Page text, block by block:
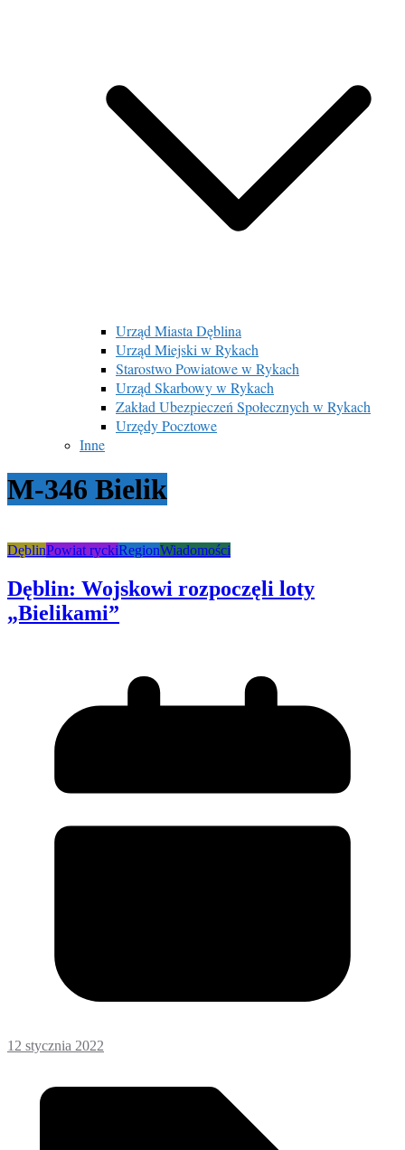
Urząd Miasta Dęblina
Urząd Miejski w Rykach
Starostwo Powiatowe w Rykach
Urząd Skarbowy w Rykach
Zakład Ubezpieczeń Społecznych w Rykach
Urzędy Pocztowe
Inne
M-346 Bielik
DęblinPowiat ryckiRegionWiadomości
Dęblin: Wojskowi rozpoczęli loty
„Bielikami”
12 stycznia 2022